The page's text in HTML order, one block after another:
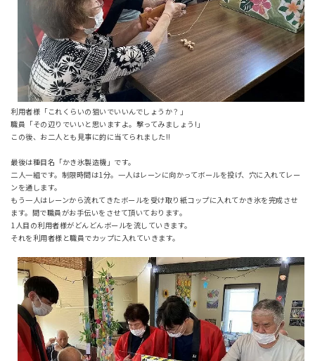
利用者様「これくらいの狙いでいいんでしょうか？」
職員「その辺りでいいと思いますよ。撃ってみましょう!」
この後、お二人とも見事に的に当てられました!!
最後は種目名「かき氷製造機」です。
二人一組です。制限時間は1分。一人はレーンに向かってボールを投げ、穴に入れてレー
ンを通します。
もう一人はレーンから流れてきたボールを受け取り紙コップに入れてかき氷を完成させ
ます。間で職員がお手伝いをさせて頂いております。
1人目の利用者様がどんどんボールを流していきます。
それを利用者様と職員でカップに入れていきます。